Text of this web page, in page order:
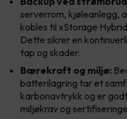
serverrom, kjøleanlegg,
kobles til xStorage
Dette sikrer en
tap og skader.
Bærekraft og miljø:
batterilagring tar et
karbonavtrykk og er
miljøkrav og